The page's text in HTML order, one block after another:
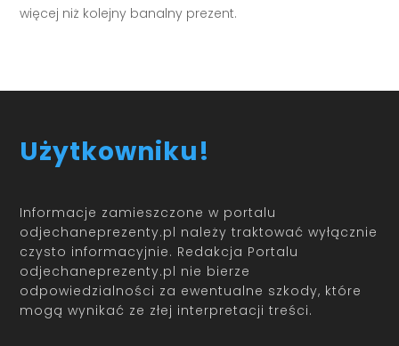
więcej niż kolejny banalny prezent.
Użytkowniku!
Informacje zamieszczone w portalu
odjechaneprezenty.pl należy traktować wyłącznie
czysto informacyjnie. Redakcja Portalu
odjechaneprezenty.pl nie bierze
odpowiedzialności za ewentualne szkody, które
mogą wynikać ze złej interpretacji treści.